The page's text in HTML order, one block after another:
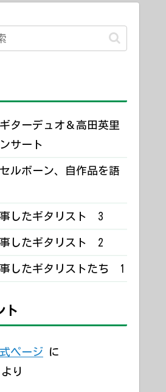
ターデュオ＆高田英里
サート
ルボーン、自作品を語
したギタリスト 3
したギタリスト 2
したギタリストたち 1
ト
ページ に
より